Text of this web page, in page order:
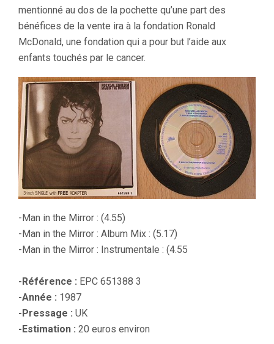
mentionné au dos de la pochette qu’une part des
bénéfices de la vente ira à la fondation Ronald
McDonald, une fondation qui a pour but l’aide aux
enfants touchés par le cancer.
-Man in the Mirror : (4.55)
-Man in the Mirror : Album Mix : (5.17)
-Man in the Mirror : Instrumentale : (4.55
-Référence : EPC 651388 3
-Année : 1987
-Pressage : UK
-Estimation : 20 euros environ